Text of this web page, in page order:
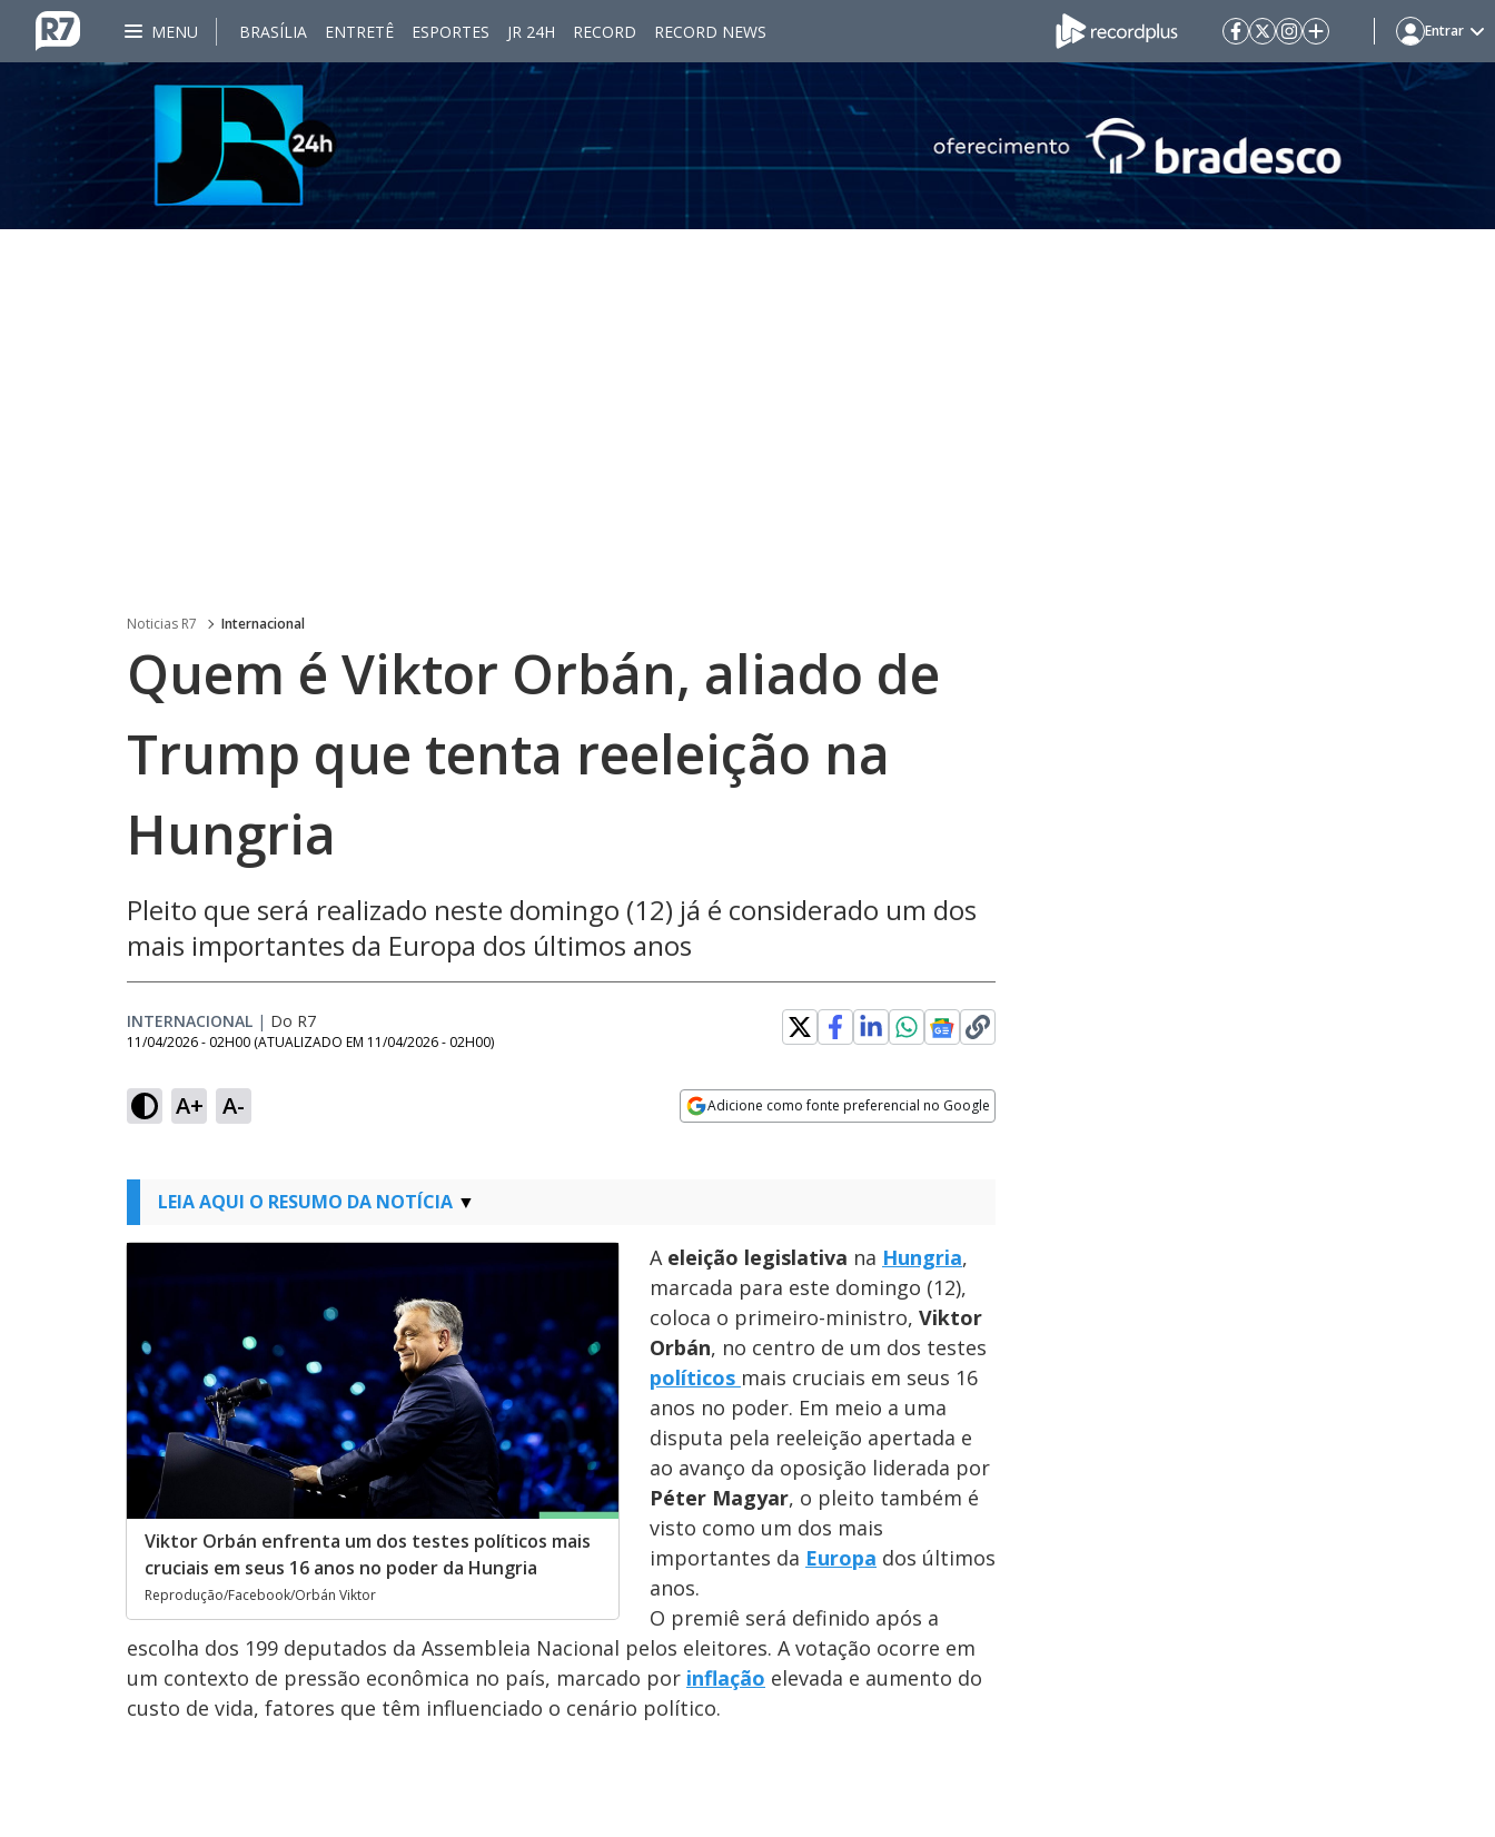
MENU BRASÍLIA ENTRETÊ ESPORTES JR 24H RECORD RECORD NEWS Entrar
Noticias R7 Internacional
Quem é Viktor Orbán, aliado de
Trump que tenta reeleição na
Hungria
Pleito que será realizado neste domingo (12) já é considerado um dos
mais importantes da Europa dos últimos anos
INTERNACIONAL | Do R7
11/04/2026 - 02H00 (ATUALIZADO EM 11/04/2026 - 02H00)
A+ A- Adicione como fonte preferencial no Google
LEIA AQUI O RESUMO DA NOTÍCIA
Viktor Orbán enfrenta um dos testes políticos mais
cruciais em seus 16 anos no poder da Hungria
Reprodução/Facebook/Orbán Viktor
A eleição legislativa na Hungria,
marcada para este domingo (12),
coloca o primeiro-ministro, Viktor
Orbán, no centro de um dos testes
políticos mais cruciais em seus 16
anos no poder. Em meio a uma
disputa pela reeleição apertada e
ao avanço da oposição liderada por
Péter Magyar, o pleito também é
visto como um dos mais
importantes da Europa dos últimos
anos.
O premiê será definido após a
escolha dos 199 deputados da Assembleia Nacional pelos eleitores. A votação ocorre em
um contexto de pressão econômica no país, marcado por inflação elevada e aumento do
custo de vida, fatores que têm influenciado o cenário político.